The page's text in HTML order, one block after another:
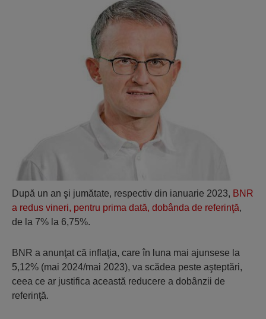
După un an şi jumătate, respectiv din ianuarie 2023, BNR
a redus vineri, pentru prima dată, dobânda de referinţă,
de la 7% la 6,75%.
BNR a anunţat că inflaţia, care în luna mai ajunsese la
5,12% (mai 2024/mai 2023), va scădea peste aşteptări,
ceea ce ar justifica această reducere a dobânzii de
referinţă.